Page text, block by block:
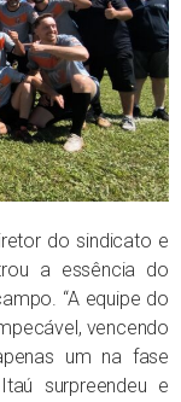
do sindicato e
a essência do
“A equipe do
vencendo
um na fase
surpreendeu e